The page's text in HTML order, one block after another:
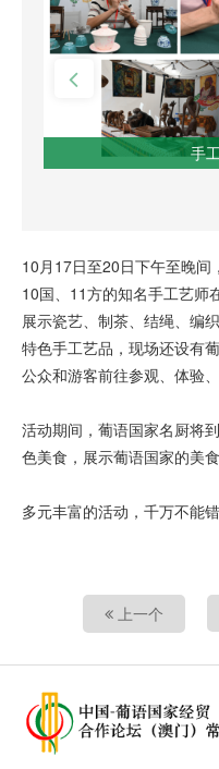
手
10月17日至20日下午至晚
10国、11方的知名手工艺师
展示瓷艺、制茶、结绳、编
特色手工艺品，现场还设有
公众和游客前往参观、体验、
活动期间，葡语国家名厨将
色美食，展示葡语国家的美食
多元丰富的活动，千万不能错
上一个